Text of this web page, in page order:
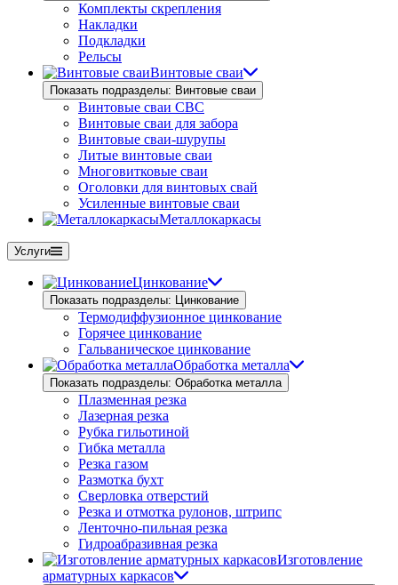
Комплекты скрепления
Накладки
Подкладки
Рельсы
Винтовые сваи
Показать подразделы: Винтовые сваи
Винтовые сваи СВС
Винтовые сваи для забора
Винтовые сваи-шурупы
Литые винтовые сваи
Многовитковые сваи
Оголовки для винтовых свай
Усиленные винтовые сваи
Металлокаркасы
Услуги
Цинкование
Показать подразделы: Цинкование
Термодиффузионное цинкование
Горячее цинкование
Гальваническое цинкование
Обработка металла
Показать подразделы: Обработка металла
Плазменная резка
Лазерная резка
Рубка гильотиной
Гибка металла
Резка газом
Размотка бухт
Сверловка отверстий
Резка и отмотка рулонов, штрипс
Ленточно-пильная резка
Гидроабразивная резка
Изготовление
арматурных каркасов